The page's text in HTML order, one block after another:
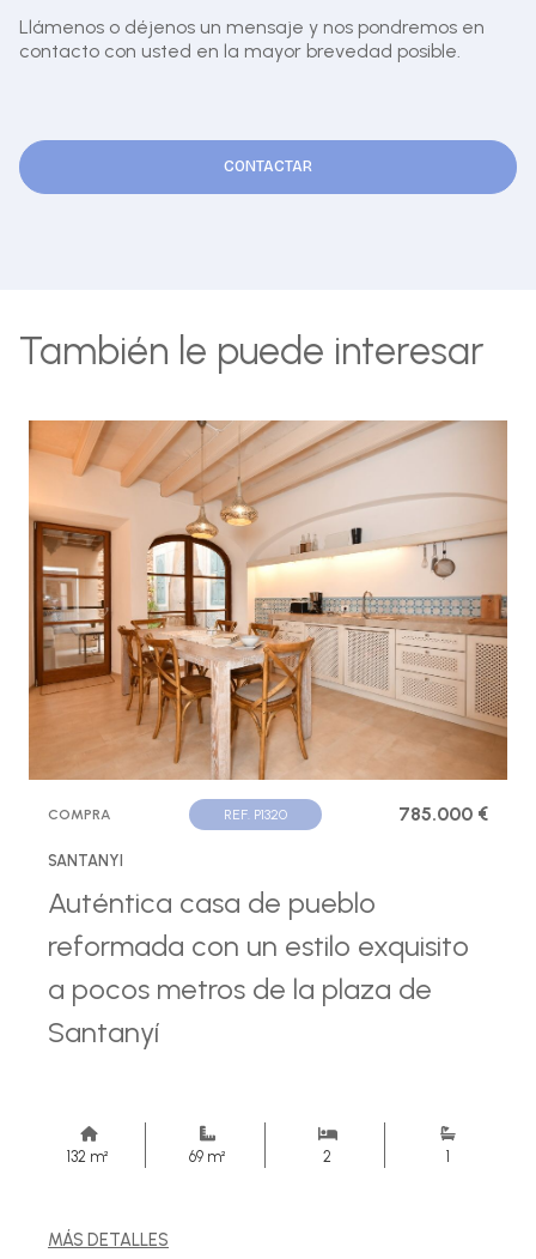
Llámenos o déjenos un mensaje y nos pondremos en
contacto con usted en la mayor brevedad posible.
CONTACTAR
También le puede interesar
COMPRA REF. P1320 785.000 €
SANTANYI
Auténtica casa de pueblo
reformada con un estilo exquisito
a pocos metros de la plaza de
Santanyí
132 m² 69 m² 2 1
MÁS DETALLES